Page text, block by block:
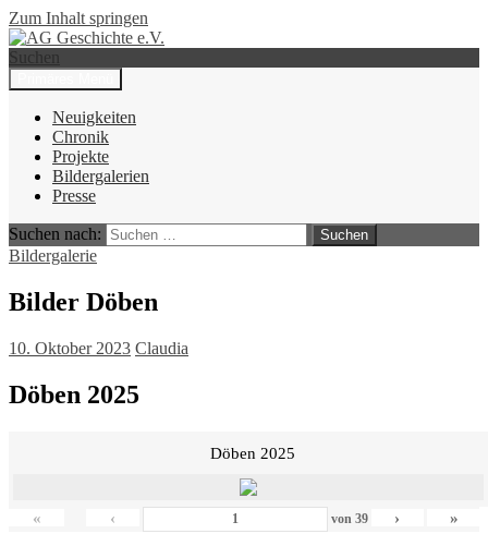
Zum Inhalt springen
AG Geschichte e.V.
Suchen
Neuigkeiten
Chronik
Projekte
Bildergalerien
Presse
Suchen nach:
Bildergalerie
Bilder Döben
10. Oktober 2023 Claudia
Döben 2025
Döben 2025
« ‹ von 39 › »